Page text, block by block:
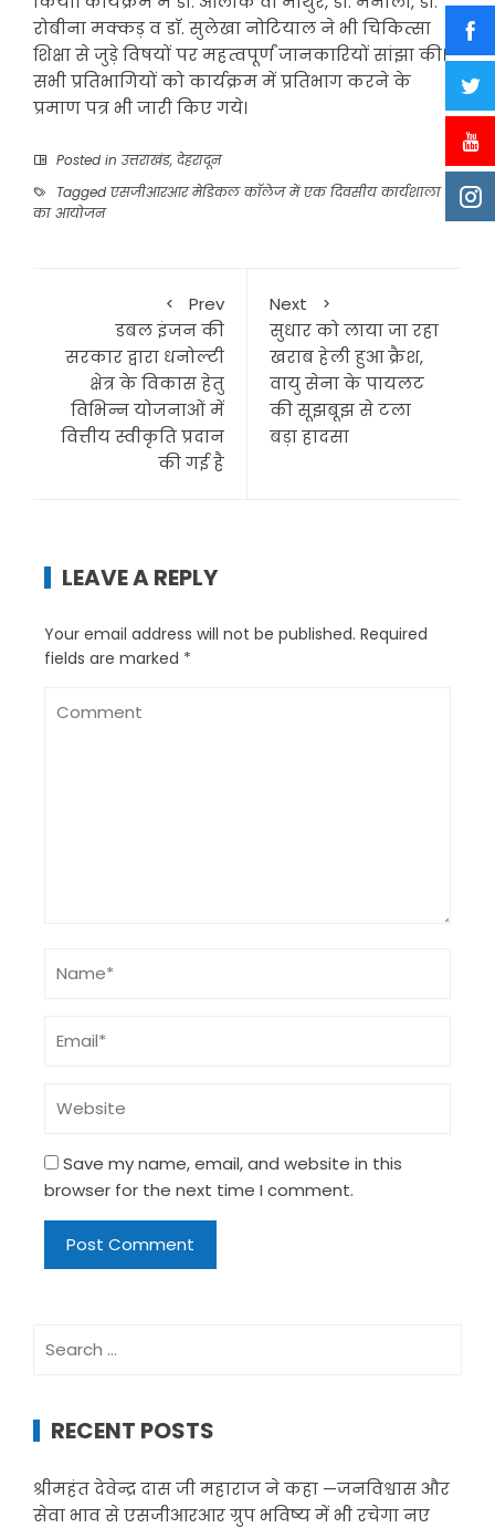
रोबीना मक्कड़ व डाॅ. सुलेखा नोटियाल ने भी चिकित्सा
शिक्षा से जुड़े विषयों पर महत्वपूर्णं जानकारियों सांझा की।
सभी प्रतिभागियों को कार्यक्रम में प्रतिभाग करने के
प्रमाण पत्र भी जारी किए गये।
Posted in उत्तराखंड, देहरादून
Tagged एसजीआरआर मेडिकल काॅलेज में एक दिवसीय कार्यशाला
का आयोजन
Prev
डबल इंजन की
सरकार द्वारा धनोल्टी
क्षेत्र के विकास हेतु
विभिन्न योजनाओं में
वित्तीय स्वीकृति प्रदान
की गई है
Next
सुधार को लाया जा रहा
खराब हेली हुआ क्रैश,
वायु सेना के पायलट
की सूझबूझ से टला
बड़ा हादसा
LEAVE A REPLY
Your email address will not be published. Required
fields are marked *
Save my name, email, and website in this
browser for the next time I comment.
for:
RECENT POSTS
श्रीमहंत देवेन्द्र दास जी महाराज ने कहा —जनविश्वास और
सेवा भाव से एसजीआरआर ग्रुप भविष्य में भी रचेगा नए